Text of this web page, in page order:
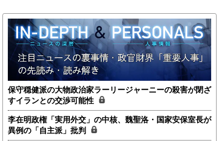
保守穏健派の大物政治家ラーリージャーニーの殺害が閉ざ
すイランとの交渉可能性
李在明政権「実用外交」の中核、魏聖洛・国家安保室長が
異例の「自主派」批判